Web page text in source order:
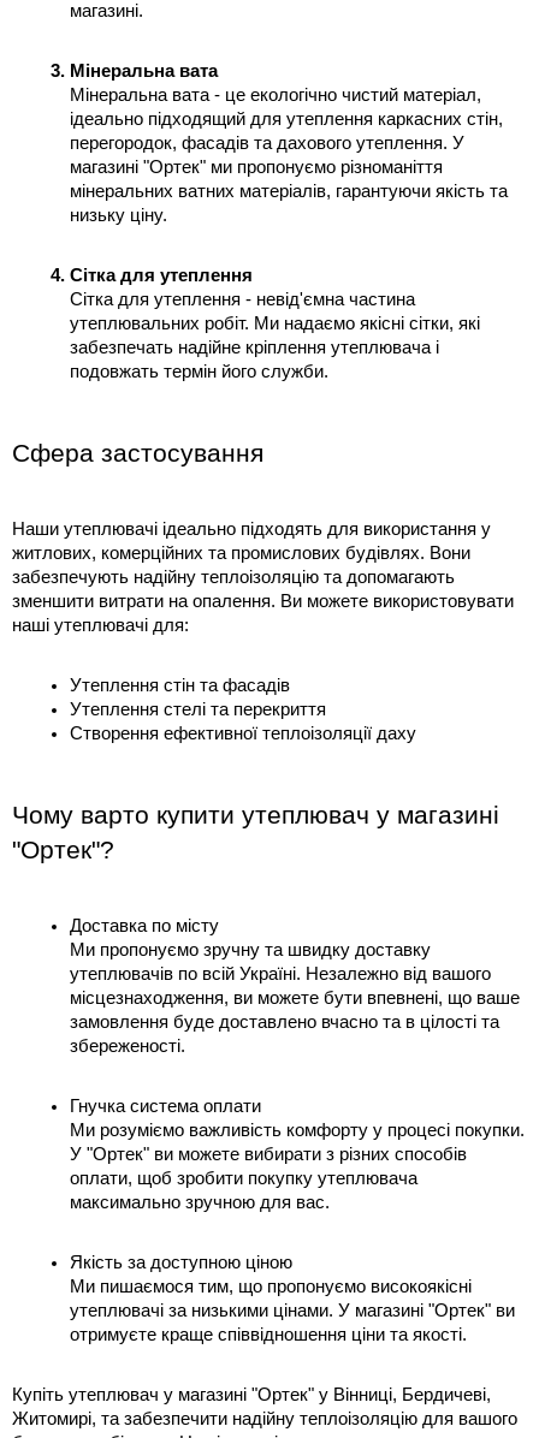
магазині.
Мінеральна вата
Мінеральна вата - це екологічно чистий матеріал,
ідеально підходящий для утеплення каркасних стін,
перегородок, фасадів та дахового утеплення. У
магазині "Ортек" ми пропонуємо різноманіття
мінеральних ватних матеріалів, гарантуючи якість та
низьку ціну.
Сітка для утеплення
Сітка для утеплення - невід'ємна частина
утеплювальних робіт. Ми надаємо якісні сітки, які
забезпечать надійне кріплення утеплювача і
подовжать термін його служби.
Сфера застосування
Наши утеплювачі ідеально підходять для використання у
житлових, комерційних та промислових будівлях. Вони
забезпечують надійну теплоізоляцію та допомагають
зменшити витрати на опалення. Ви можете використовувати
наші утеплювачі для:
Утеплення стін та фасадів
Утеплення стелі та перекриття
Створення ефективної теплоізоляції даху
Чому варто купити утеплювач у магазині
"Ортек"?
Доставка по місту
Ми пропонуємо зручну та швидку доставку
утеплювачів по всій Україні. Незалежно від вашого
місцезнаходження, ви можете бути впевнені, що ваше
замовлення буде доставлено вчасно та в цілості та
збереженості.
Гнучка система оплати
Ми розуміємо важливість комфорту у процесі покупки.
У "Ортек" ви можете вибирати з різних способів
оплати, щоб зробити покупку утеплювача
максимально зручною для вас.
Якість за доступною ціною
Ми пишаємося тим, що пропонуємо високоякісні
утеплювачі за низькими цінами. У магазині "Ортек" ви
отримуєте краще співвідношення ціни та якості.
Купіть утеплювач у магазині "Ортек" у Вінниці, Бердичеві,
Житомирі, та забезпечити надійну теплоізоляцію для вашого